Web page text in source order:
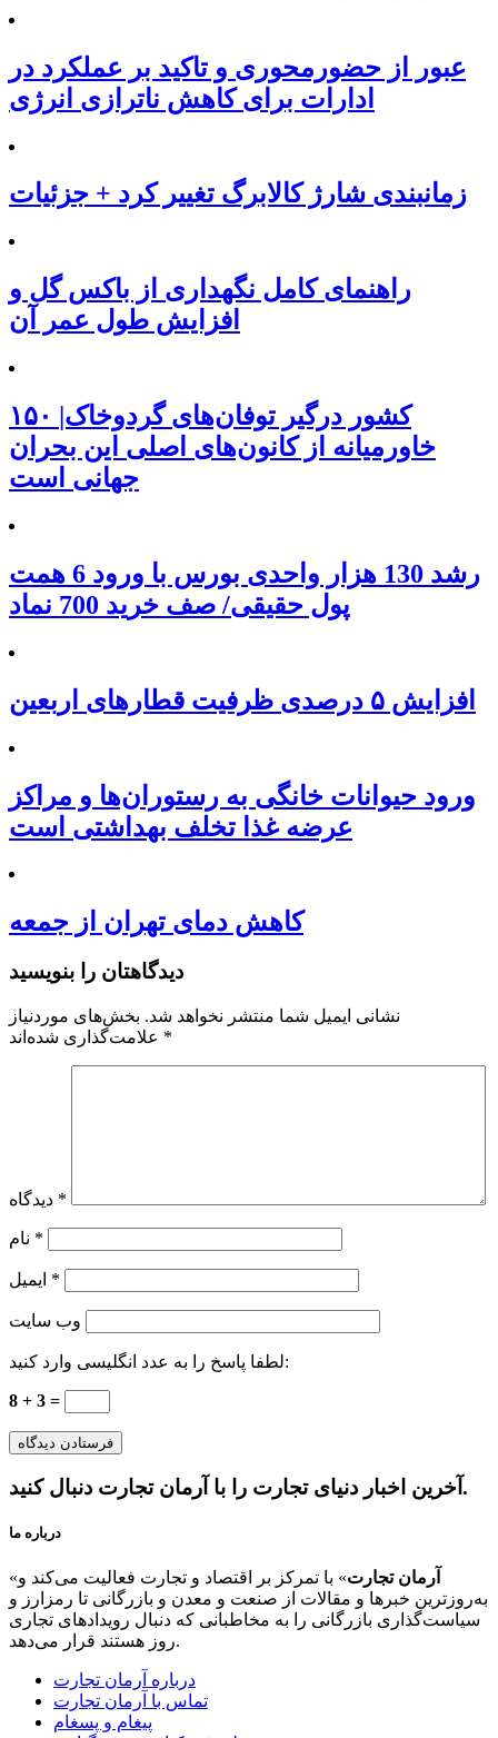
عبور از حضورمحوری و تاکید بر عملکرد در
ادارات برای کاهش ناترازی انرژی
زمانبندی شارژ کالابرگ تغییر کرد + جزئیات
راهنمای کامل نگهداری از باکس گل و
افزایش طول عمر آن
۱۵۰ کشور درگیر توفان‌های گردوخاک|
خاورمیانه از کانون‌های اصلی این بحران
جهانی است
رشد 130 هزار واحدی بورس با ورود 6 همت
پول حقیقی/ صف خرید 700 نماد
افزایش ۵ درصدی ظرفیت قطارهای اربعین
ورود حیوانات خانگی به رستوران‌ها و مراکز
عرضه غذا تخلف بهداشتی است
کاهش دمای تهران از جمعه
دیدگاهتان را بنویسید
نشانی ایمیل شما منتشر نخواهد شد. بخش‌های موردنیاز
*
*
*
*
وب‌ سایت
لطفا پاسخ را به عدد انگلیسی وارد کنید:
8 + 3 =
آخرین اخبار دنیای تجارت را با آرمان تجارت دنبال کنید.
درباره ما
« آرمان تجارت» با تمرکز بر اقتصاد و تجارت فعالیت می‌کند و
به‌روزترین خبرها و مقالات از صنعت و معدن و بازرگانی تا رمزارز و
سیاست‌گذاری بازرگانی را به مخاطبانی که دنبال رویدادهای تجاری
روز هستند قرار می‌دهد.
درباره آرمان تجارت
تماس با آرمان تجارت
پیغام و پسغام